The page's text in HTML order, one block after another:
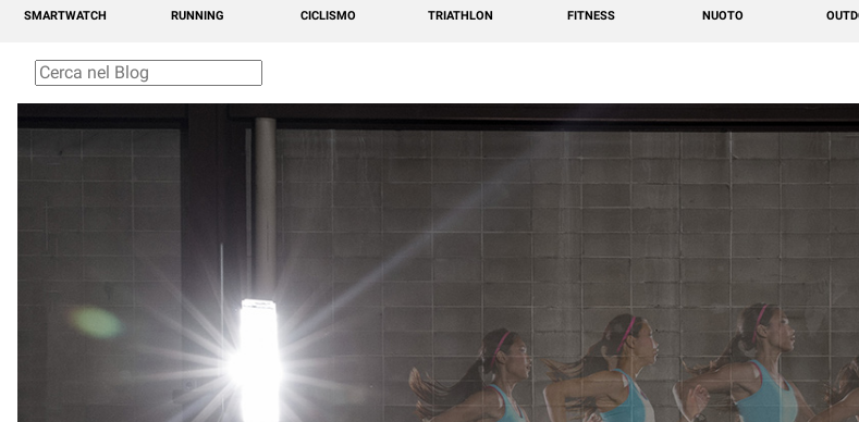
SMARTWATCH RUNNING CICLISMO TRIATHLON FITNESS NUOTO